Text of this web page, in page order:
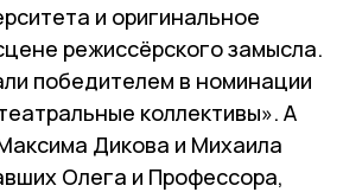
и оригинальное
режиссёрского замысла.
победителем в номинации
коллективы». А
Дикова и Михаила
Олега и Профессора,